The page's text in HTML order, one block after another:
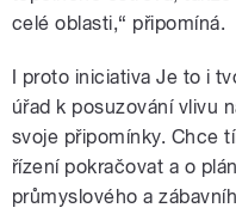
celé oblasti,“ připomíná.
I proto iniciativa Je to i
úřad k posuzování vlivu
svoje připomínky. Chce
řízení pokračovat a o
průmyslového a